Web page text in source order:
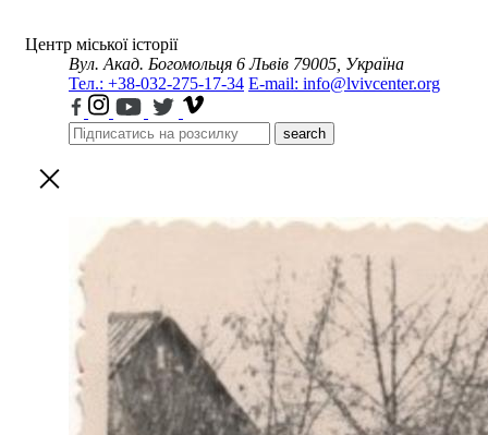
Центр міської історії
Вул. Акад. Богомольця 6 Львів 79005, Україна
Тел.: +38-032-275-17-34 E-mail: info@lvivcenter.org
search